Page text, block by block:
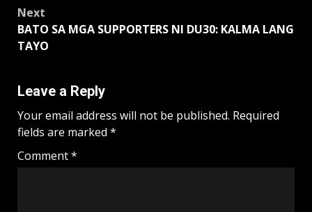
Next
BATO SA MGA SUPPORTERS NI DU30: KALMA LANG
TAYO
Leave a Reply
Your email address will not be published. Required
fields are marked *
Comment*